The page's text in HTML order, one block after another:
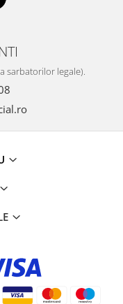
sarbatorilor legale).